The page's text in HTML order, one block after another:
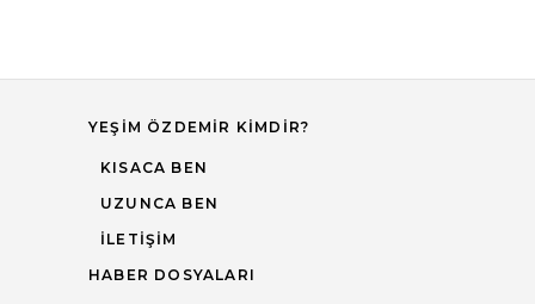
YEŞIM ÖZDEMIR KIMDIR?
KISACA BEN
UZUNCA BEN
İLETIŞIM
HABER DOSYALARI